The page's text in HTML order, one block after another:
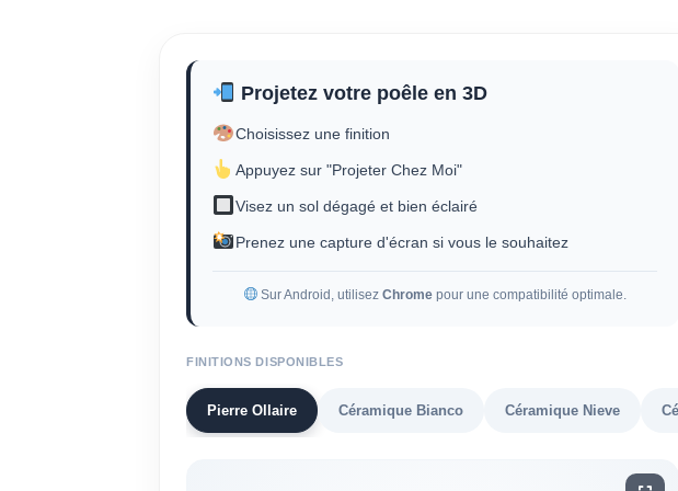
Projetez votre poêle en 3D
Choisissez une finition
Appuyez sur "Projeter Chez Moi"
Visez un sol dégagé et bien éclairé
Prenez une capture d'écran si vous le souhaitez
Sur Android, utilisezChrome pour une compatibilité optimale.
FINITIONS DISPONIBLES
Pierre Ollaire Céramique Bianco Céramique Nieve